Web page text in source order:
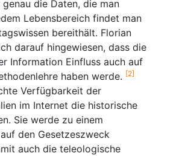
die Daten, die man
Lebensbereich findet man
bereithält. Florian
darauf hingewiesen, dass die
Information Einfluss auch auf
haben werde. [2]
Verfügbarkeit der
im Internet die historische
Sie werde zu einem
den Gesetzeszweck
auch die teleologische